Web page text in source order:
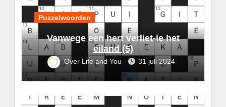
Puzzelwoorden
Vanwege een hert verliet-ie het
eiland (5)
Over Life and You 31 juli 2024